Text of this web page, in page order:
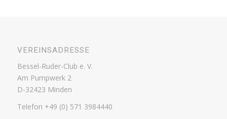
VEREINSADRESSE
Bessel-Ruder-Club e. V.
Am Pumpwerk 2
D-32423 Minden
Telefon +49 (0) 571 3984440